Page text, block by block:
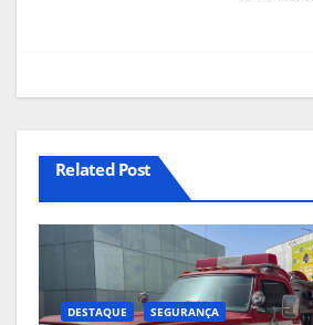
Related Post
DESTAQUE SEGURANÇA